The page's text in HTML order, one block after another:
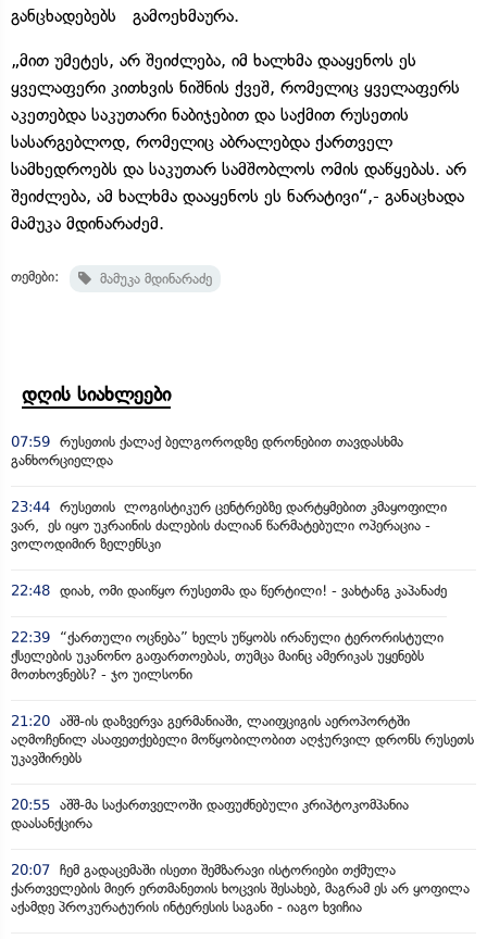
განცხადებებს გამოეხმაურა.
„მით უმეტეს, არ შეიძლება, იმ ხალხმა დააყენოს ეს
ყველაფერი კითხვის ნიშნის ქვეშ, რომელიც ყველაფერს
აკეთებდა საკუთარი ნაბიჯებით და საქმით რუსეთის
სასარგებლოდ, რომელიც აბრალებდა ქართველ
სამხედროებს და საკუთარ სამშობლოს ომის დაწყებას. არ
შეიძლება, ამ ხალხმა დააყენოს ეს ნარატივი“,- განაცხადა
მამუკა მდინარაძემ.
თემები: მამუკა მდინარაძე
დღის სიახლეები
07:59 რუსეთის ქალაქ ბელგოროდზე დრონებით თავდასხმა
განხორციელდა
23:44 რუსეთის ლოგისტიკურ ცენტრებზე დარტყმებით კმაყოფილი
ვარ, ეს იყო უკრაინის ძალების ძალიან წარმატებული ოპერაცია -
ვოლოდიმირ ზელენსკი
22:48 დიახ, ომი დაიწყო რუსეთმა და წერტილი! - ვახტანგ კაპანაძე
22:39
“ქართული ოცნება” ხელს უწყობს ირანული ტერორისტული
ქსელების უკანონო გაფართოებას, თუმცა მაინც ამერიკას უყენებს
მოთხოვნებს? - ჯო უილსონი
21:20 აშშ-ის დაზვერვა გერმანიაში, ლაიფციგის აეროპორტში
აღმოჩენილ ასაფეთქებელი მოწყობილობით აღჭურვილ დრონს რუსეთს
უკავშირებს
20:55 აშშ-მა საქართველოში დაფუძნებული კრიპტოკომპანია
დაასანქცირა
20:07 ჩემ გადაცემაში ისეთი შემზარავი ისტორიები თქმულა
ქართველების მიერ ერთმანეთის ხოცვის შესახებ, მაგრამ ეს არ ყოფილა
აქამდე პროკურატურის ინტერესის საგანი - იაგო ხვიჩია